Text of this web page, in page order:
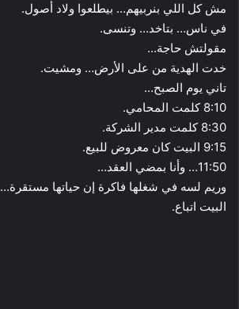
مش كل اللي بنربيهم… بيطلعوا ولاد أصول.
في ناس… بتاخد… وتنسى.
مقولتش حاجة…
خدت الهدية من على الأرض… ومشيت.
تاني يوم الصبح…
8:10 كلمت المحامي.
8:30 كلمت مدير الشركة.
9:15 البيت كان معروض للبيع.
11:50… وأنا بمضي العقد…
وريم لسه في شغلها فاكرة إن حياتها مستقرة…
البيت اتباع.